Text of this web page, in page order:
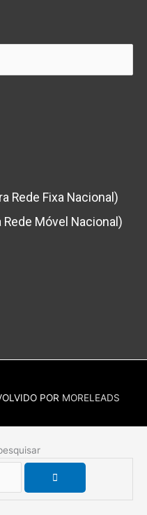
Rede Fixa Nacional)
Móvel Nacional)
POR MORELEADS